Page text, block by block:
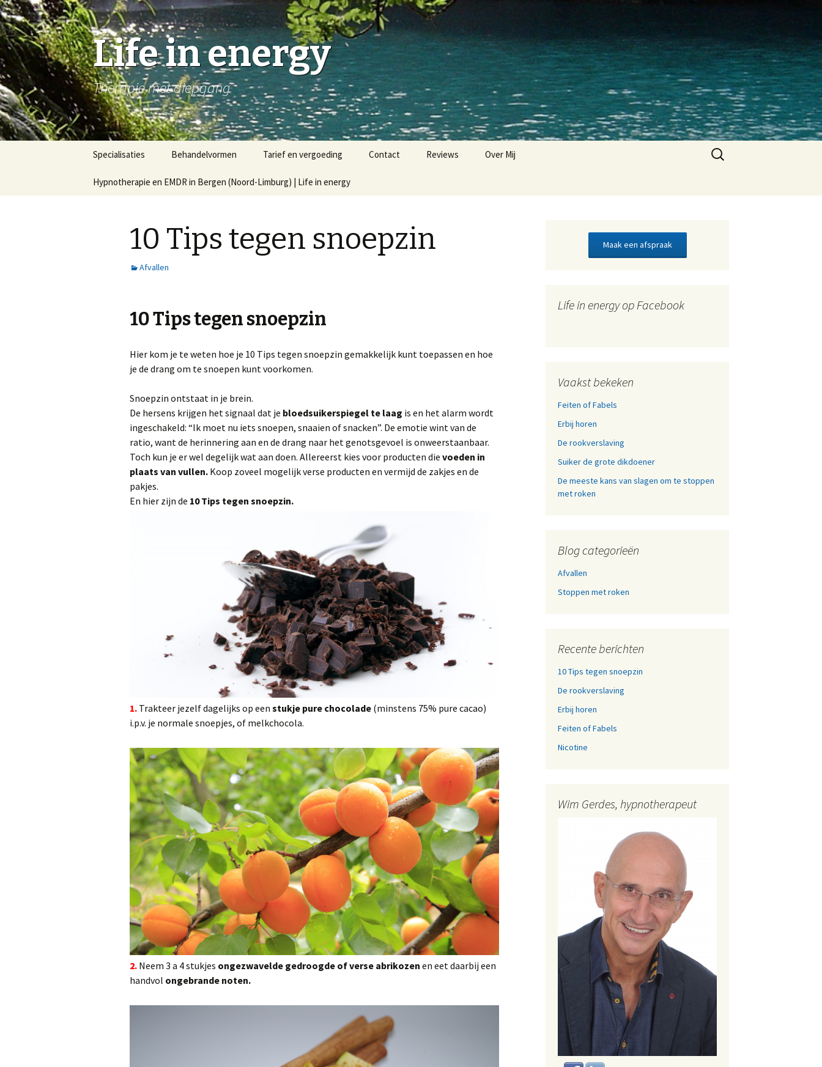
Life in energy
Therapie met diepgang
inhoud
Specialisaties Behandelvormen Tarief en vergoeding Contact Reviews Over Mij
Hypnotherapie en EMDR in Bergen (Noord-Limburg) | Life in energy
Zoeken
naar:
10 Tips tegen snoepzin
Afvallen
10 Tips tegen snoepzin
Hier kom je te weten hoe je 10 Tips tegen snoepzin gemakkelijk kunt toepassen en hoe
je de drang om te snoepen kunt voorkomen.
Snoepzin ontstaat in je brein.
De hersens krijgen het signaal dat je bloedsuikerspiegel te laag is en het alarm wordt
ingeschakeld: “Ik moet nu iets snoepen, snaaien of snacken”. De emotie wint van de
ratio, want de herinnering aan en de drang naar het genotsgevoel is onweerstaanbaar.
Toch kun je er wel degelijk wat aan doen. Allereerst kies voor producten die voeden in
plaats van vullen. Koop zoveel mogelijk verse producten en vermijd de zakjes en de
pakjes.
En hier zijn de 10 Tips tegen snoepzin.
1. Trakteer jezelf dagelijks op een stukje pure chocolade (minstens 75% pure cacao)
i.p.v. je normale snoepjes, of melkchocola.
2. Neem 3 a 4 stukjes ongezwavelde gedroogde of verse abrikozen en eet daarbij een
handvol ongebrande noten.
Maak een afspraak
Life in energy op Facebook
Vaakst bekeken
Feiten of Fabels
Erbij horen
De rookverslaving
Suiker de grote dikdoener
De meeste kans van slagen om te stoppen
met roken
Blog categorieën
Afvallen
Stoppen met roken
Recente berichten
10 Tips tegen snoepzin
De rookverslaving
Erbij horen
Feiten of Fabels
Nicotine
Wim Gerdes, hypnotherapeut